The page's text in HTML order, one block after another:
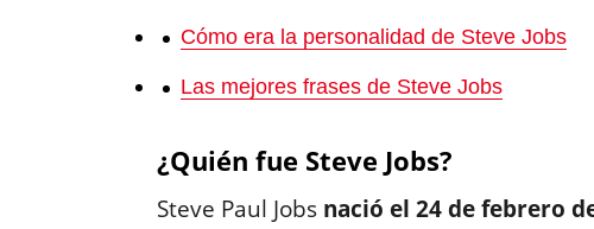
Cómo era la personalidad de Steve Jobs
Las mejores frases de Steve Jobs
¿Quién fue Steve Jobs?
Steve Paul Jobs nació el 24 de febrero